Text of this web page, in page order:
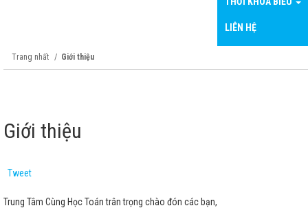
LIÊN HỆ
Trang nhất Giới thiệu
Giới thiệu
Tweet
Trung Tâm Cùng Học Toán trân trọng chào đón các bạn,